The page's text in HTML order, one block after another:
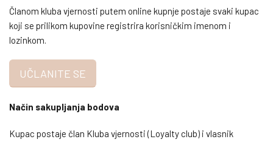
Članom kluba vjernosti putem online kupnje postaje svaki kupac
koji se prilikom kupovine registrira korisničkim imenom i
lozinkom.
UČLANITE SE
Način sakupljanja bodova
Kupac postaje član Kluba vjernosti (Loyalty club) i vlasnik